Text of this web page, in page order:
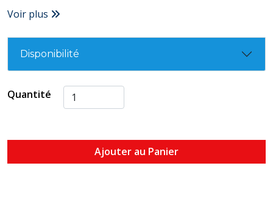
Voir plus
Disponibilité
Quantité
Ajouter au Panier